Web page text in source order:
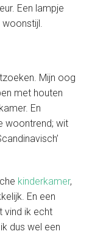
Een lampje
Mijn oog
met houten
En
woontrend; wit
kinderkamer,
En een
vind ik echt
dus wel een